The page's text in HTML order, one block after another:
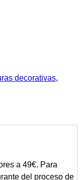
decorativas,
a 49€. Para
del proceso de